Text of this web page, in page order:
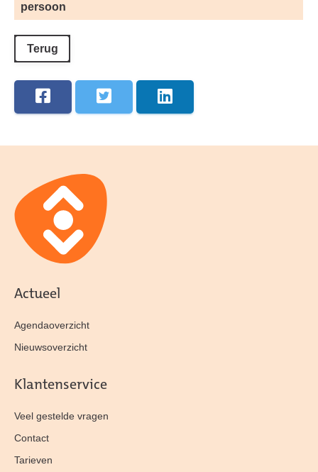
persoon
Terug
Actueel
Agendaoverzicht
Nieuwsoverzicht
Klantenservice
Veel gestelde vragen
Contact
Tarieven